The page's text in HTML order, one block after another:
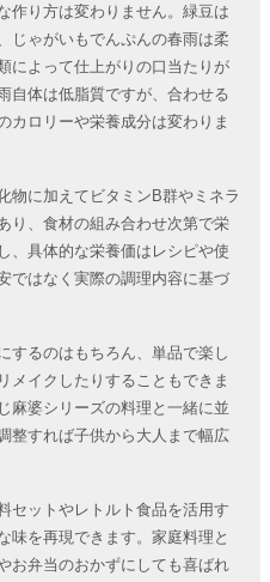
作り方は変わりません。緑豆は
じゃがいもでんぷんの春雨は柔
によって仕上がりの口当たりが
自体は低脂質ですが、合わせる
カロリーや栄養成分は変わりま
物に加えてビタミンB群やミネラ
り、食材の組み合わせ次第で栄
、具体的な栄養価はレシピや使
ではなく実際の調理内容に基づ
するのはもちろん、単品で楽し
メイクしたりすることもできま
麻婆シリーズの料理と一緒に並
整すれば子供から大人まで幅広
セットやレトルト食品を活用す
味を再現できます。家庭料理と
お弁当のおかずにしても喜ばれ